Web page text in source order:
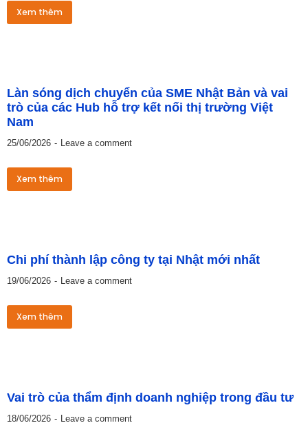
Xem thêm
Làn sóng dịch chuyển của SME Nhật Bản và vai
trò của các Hub hỗ trợ kết nối thị trường Việt
Nam
25/06/2026 Leave a comment
Xem thêm
Chi phí thành lập công ty tại Nhật mới nhất
19/06/2026 Leave a comment
Xem thêm
Vai trò của thẩm định doanh nghiệp trong đầu tư
18/06/2026 Leave a comment